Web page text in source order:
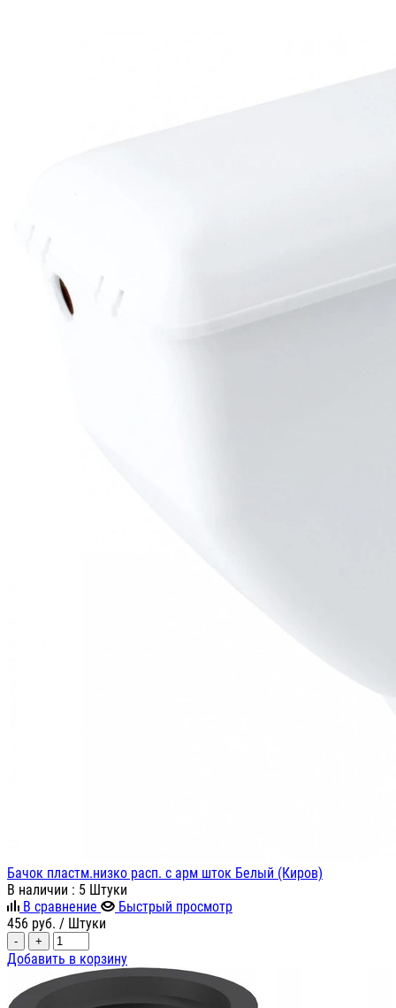
Бачок пластм.низко расп. с арм шток Белый (Киров)
В наличии : 5 Штуки
В сравнение
Быстрый просмотр
456 руб. / Штуки
- +
Добавить в корзину